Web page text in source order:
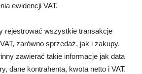
ewidencji VAT.
rejestrować wszystkie transakcje
zarówno sprzedaż, jak i zakupy.
zawierać takie informacje jak data
dane kontrahenta, kwota netto i VAT.